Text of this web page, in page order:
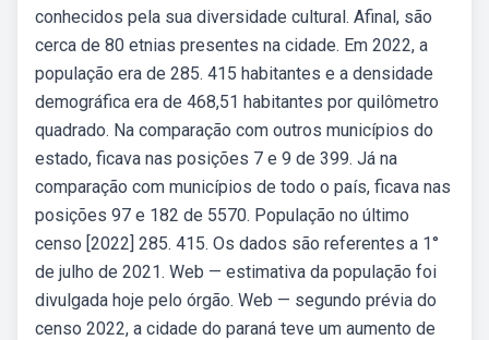
conhecidos pela sua diversidade cultural. Afinal, são
cerca de 80 etnias presentes na cidade. Em 2022, a
população era de 285. 415 habitantes e a densidade
demográfica era de 468,51 habitantes por quilômetro
quadrado. Na comparação com outros municípios do
estado, ficava nas posições 7 e 9 de 399. Já na
comparação com municípios de todo o país, ficava nas
posições 97 e 182 de 5570. População no último
censo [2022] 285. 415. Os dados são referentes a 1°
de julho de 2021. Web — estimativa da população foi
divulgada hoje pelo órgão. Web — segundo prévia do
censo 2022, a cidade do paraná teve um aumento de